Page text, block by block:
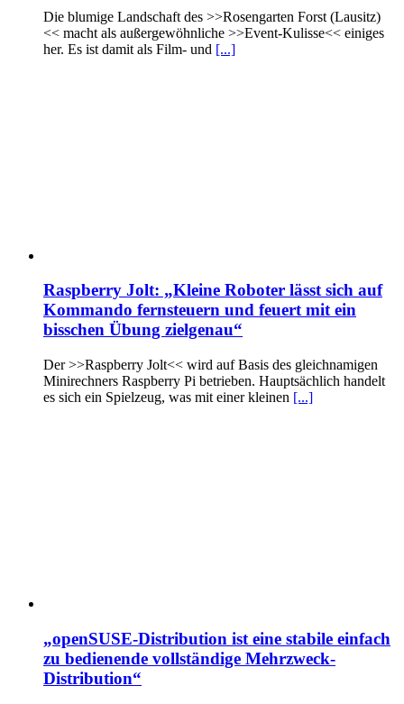
Die blumige Landschaft des >>Rosengarten Forst (Lausitz)
<< macht als außergewöhnliche >>Event-Kulisse<< einiges
her. Es ist damit als Film- und [...]
Raspberry Jolt: „Kleine Roboter lässt sich auf
Kommando fernsteuern und feuert mit ein
bisschen Übung zielgenau“
Der >>Raspberry Jolt<< wird auf Basis des gleichnamigen
Minirechners Raspberry Pi betrieben. Hauptsächlich handelt
es sich ein Spielzeug, was mit einer kleinen [...]
„openSUSE-Distribution ist eine stabile einfach
zu bedienende vollständige Mehrzweck-
Distribution“